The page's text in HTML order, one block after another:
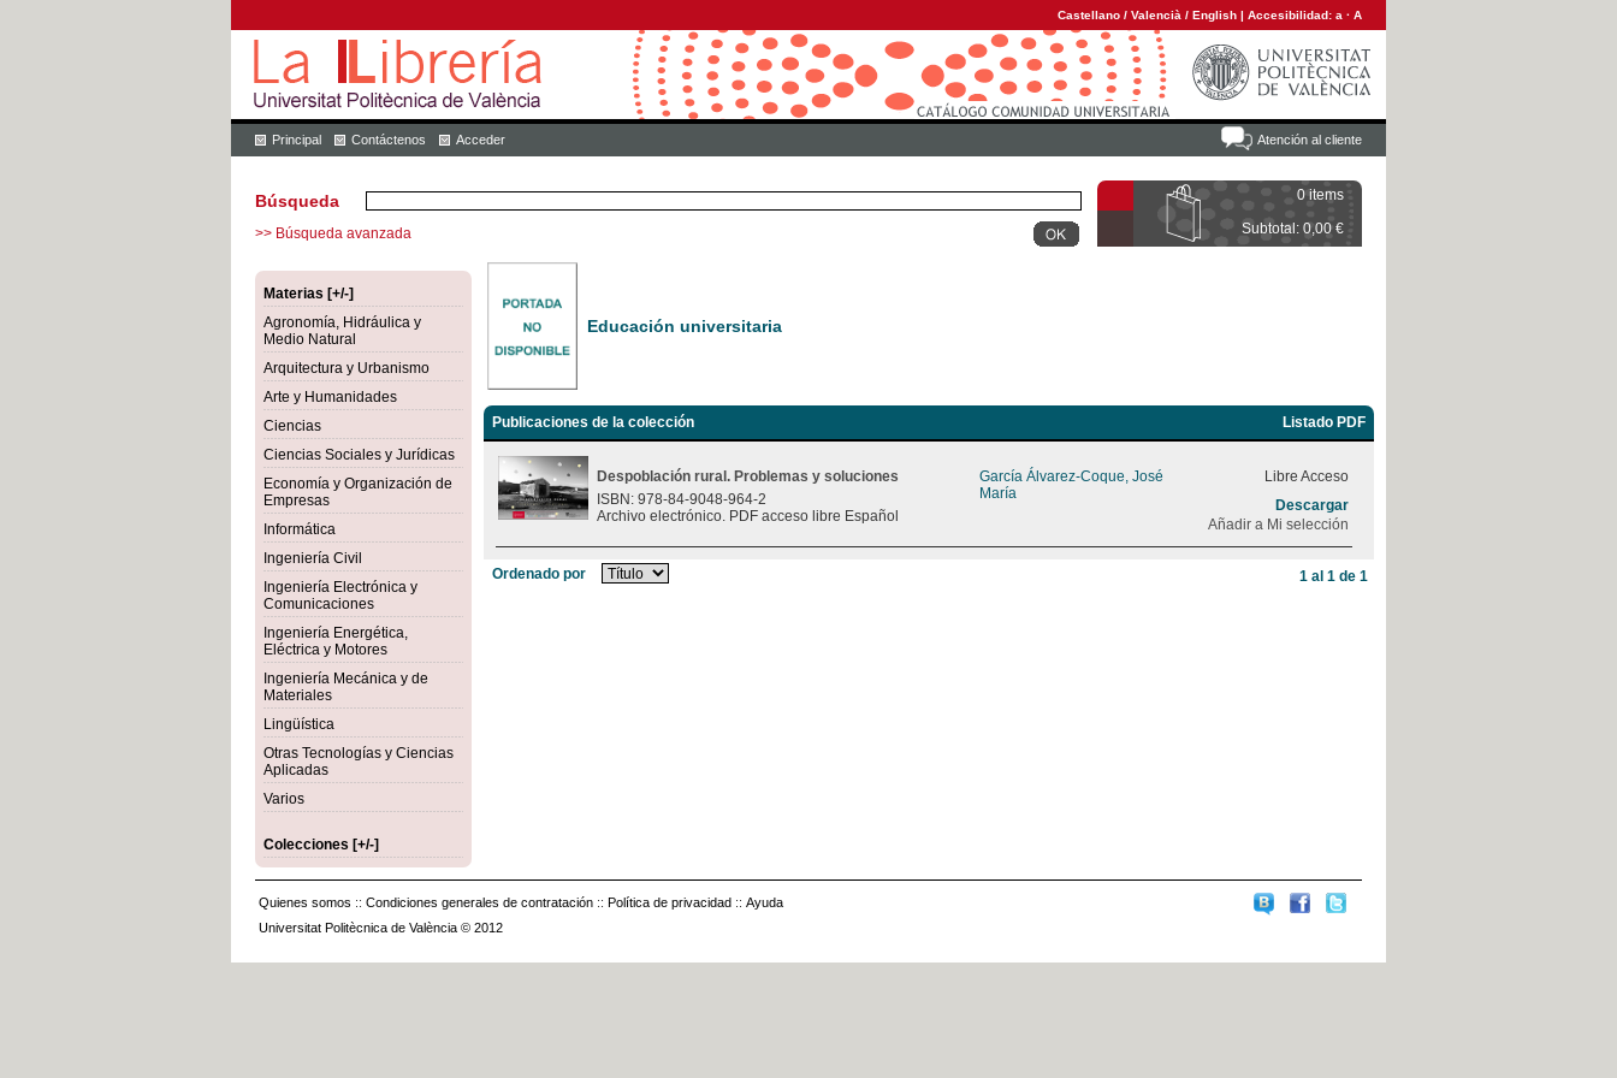
Castellano / Valencià / English | Accesibilidad: a · A
Atención al cliente
Principal Contáctenos Acceder
0 items
Subtotal: 0,00 €
Búsqueda
>> Búsqueda avanzada
Materias [+/-]
Agronomía, Hidráulica y
Medio Natural
Arquitectura y Urbanismo
Arte y Humanidades
Ciencias
Ciencias Sociales y Jurídicas
Economía y Organización de
Empresas
Informática
Ingeniería Civil
Ingeniería Electrónica y
Comunicaciones
Ingeniería Energética,
Eléctrica y Motores
Ingeniería Mecánica y de
Materiales
Lingüística
Otras Tecnologías y Ciencias
Aplicadas
Varios
Colecciones [+/-]
Educación universitaria
Publicaciones de la colección Listado PDF
Despoblación rural. Problemas y soluciones
ISBN: 978-84-9048-964-2
Archivo electrónico. PDF acceso libre Español
García Álvarez-Coque, José
María
Libre Acceso
Descargar
Añadir a Mi selección
Ordenado por 1 al 1 de 1
Quienes somos :: Condiciones generales de contratación :: Política de privacidad :: Ayuda
Universitat Politècnica de València © 2012